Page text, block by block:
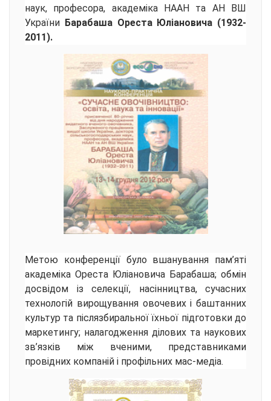
наук, професора, академіка НААН та АН ВШ
України Барабаша Ореста Юліановича (1932-
2011).
Метою конференції було вшанування пам’яті
академіка Ореста Юліановича Барабаша; обмін
досвідом із селекції, насінництва, сучасних
технологій вирощування овочевих і баштанних
культур та післязбиральної їхньої підготовки до
маркетингу; налагодження ділових та наукових
зв’язків між вченими, представниками
провідних компаній і профільних мас-медіа.